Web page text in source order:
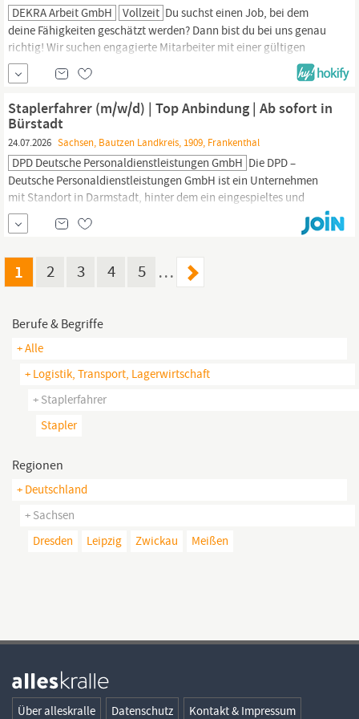
DEKRA Arbeit GmbH Vollzeit Du suchst einen Job, bei dem
deine Fähigkeiten geschätzt werden? Dann bist du bei uns genau
richtig! Wir suchen engagierte Mitarbeiter mit einer gültigen
Zuverlässigkeitsüberprüfung gemäß §7 LuftSicherheitsgesetz
(ZÜP), die in der Luftfrachtabfertigung unterstützen. Werde
(m/w/d) Paketlogistik am Flughafen Leipzig/Halle
und sorge
Staplerfahrer (m/w/d) | Top Anbindung | Ab sofort in
Bürstadt
24.07.2026 Sachsen, Bautzen Landkreis, 1909, Frankenthal
DPD Deutsche Personaldienstleistungen GmbH Die DPD –
Deutsche Personaldienstleistungen GmbH ist ein Unternehmen
mit Standort in Darmstadt, hinter dem ein eingespieltes und
begeistertes Team steckt. Wir helfen Bewerbern durch unsere
ausgezeichnete Vernetzung dabei, schnell und clever attraktive
Personaldienstleistungen für Unternehmen, die ihr Potenzial
mithilfe...
1 2 3 4 5 …
Berufe & Begriffe
+ Alle
+ Logistik, Transport, Lagerwirtschaft
+ Staplerfahrer
Stapler
Regionen
+ Deutschland
+ Sachsen
Dresden
Leipzig Zwickau Meißen
Über alleskralle Datenschutz Kontakt & Impressum